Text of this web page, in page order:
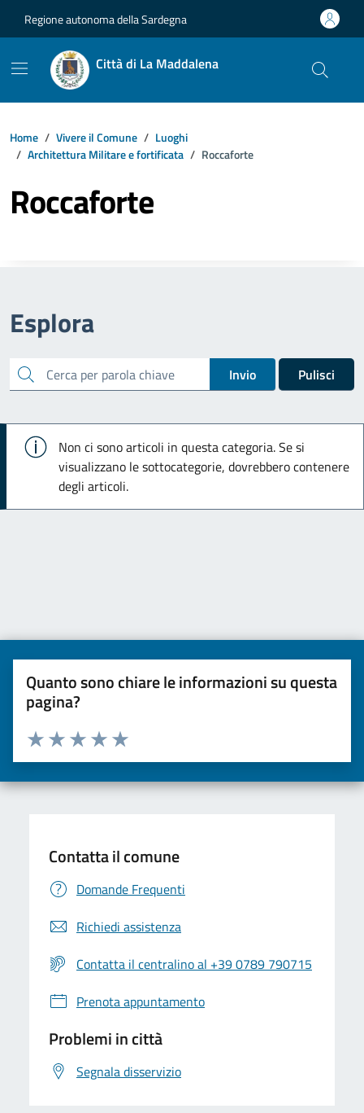
Regione autonoma della Sardegna
Città di La Maddalena
Home Vivere il Comune
Luoghi
Architettura Militare e fortificata
Roccaforte
Roccaforte
Esplora
cerca Invio Pulisci
Info
Non ci sono articoli in questa categoria. Se si
visualizzano le sottocategorie, dovrebbero contenere
degli articoli.
Quanto sono chiare le informazioni su questa
pagina?
Valuta da 1 a 5 stelle la pagina
Valuta 5 stelle su 5
Valuta 4 stelle su 5
Valuta 3 stelle su 5
Valuta 2 stelle su 5
Valuta una stella su 5
Contatta il comune
Domande Frequenti
Richiedi assistenza
Contatta il centralino al +39 0789 790715
Prenota appuntamento
Problemi in città
Segnala disservizio